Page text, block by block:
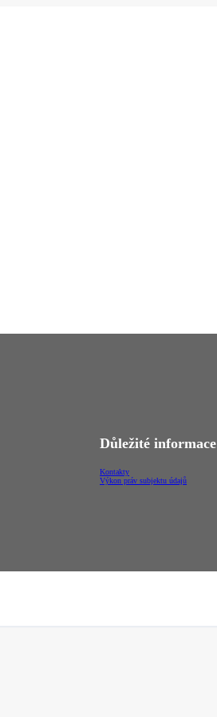
Důležité informace
Kontakty
Výkon práv subjektu údajů